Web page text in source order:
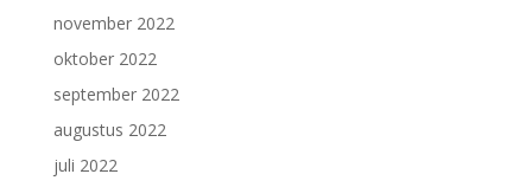
november 2022
oktober 2022
september 2022
augustus 2022
juli 2022